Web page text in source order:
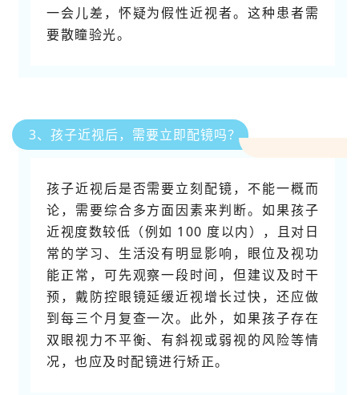
一会儿差，怀疑为假性近视者。这种患者需
要散瞳验光。
3、孩子近视后，需要立即配镜吗？
孩子近视后是否需要立刻配镜，不能一概而
论，需要综合多方面因素来判断。如果孩子
近视度数较低（例如 100 度以内），且对日
常的学习、生活没有明显影响，眼位及视功
能正常，可先观察一段时间，但建议及时干
预，戴防控眼镜延缓近视增长过快，还应做
到每三个月复查一次。此外，如果孩子存在
双眼视力不平衡、有斜视或弱视的风险等情
况，也应及时配镜进行矫正。